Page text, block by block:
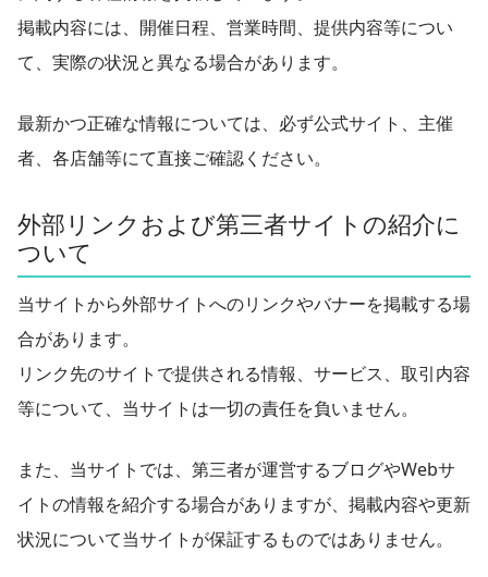
掲載内容には、開催日程、営業時間、提供内容等につい
て、実際の状況と異なる場合があります。
最新かつ正確な情報については、必ず公式サイト、主催
者、各店舗等にて直接ご確認ください。
外部リンクおよび第三者サイトの紹介に
ついて
当サイトから外部サイトへのリンクやバナーを掲載する場
合があります。
リンク先のサイトで提供される情報、サービス、取引内容
等について、当サイトは一切の責任を負いません。
また、当サイトでは、第三者が運営するブログやWebサ
イトの情報を紹介する場合がありますが、掲載内容や更新
状況について当サイトが保証するものではありません。